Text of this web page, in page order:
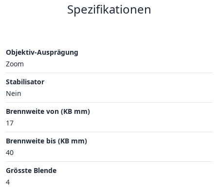
Spezifikationen
Objektiv-Ausprägung
Zoom
Stabilisator
Nein
Brennweite von (KB mm)
17
Brennweite bis (KB mm)
40
Grösste Blende
4